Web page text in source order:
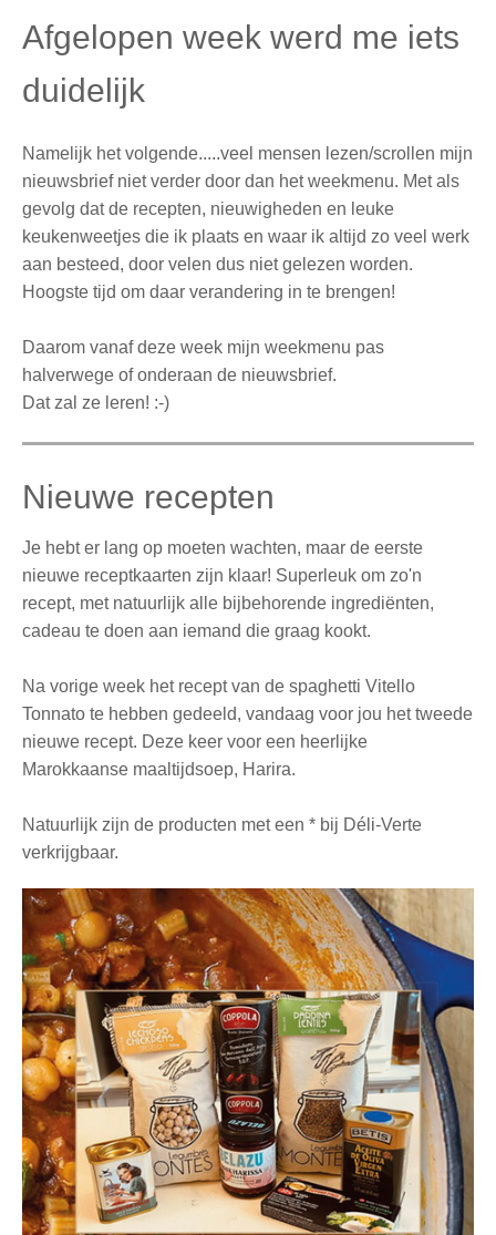
Afgelopen week werd me iets
duidelijk
Namelijk het volgende.....veel mensen lezen/scrollen mijn
nieuwsbrief niet verder door dan het weekmenu. Met als
gevolg dat de recepten, nieuwigheden en leuke
keukenweetjes die ik plaats en waar ik altijd zo veel werk
aan besteed, door velen dus niet gelezen worden.
Hoogste tijd om daar verandering in te brengen!
Daarom vanaf deze week mijn weekmenu pas
halverwege of onderaan de nieuwsbrief.
Dat zal ze leren! :-)
Nieuwe recepten
Je hebt er lang op moeten wachten, maar de eerste
nieuwe receptkaarten zijn klaar! Superleuk om zo'n
recept, met natuurlijk alle bijbehorende ingrediënten,
cadeau te doen aan iemand die graag kookt.
Na vorige week het recept van de spaghetti Vitello
Tonnato te hebben gedeeld, vandaag voor jou het tweede
nieuwe recept. Deze keer voor een heerlijke
Marokkaanse maaltijdsoep, Harira.
Natuurlijk zijn de producten met een * bij Déli-Verte
verkrijgbaar.